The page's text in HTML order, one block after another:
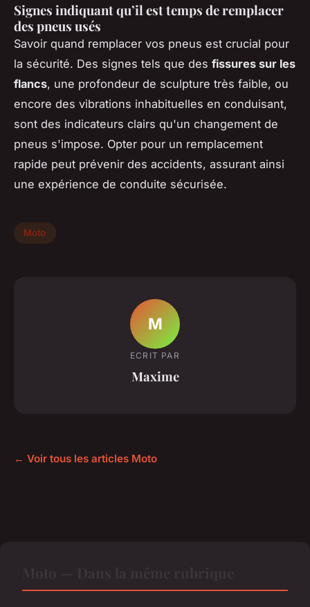
Signes indiquant qu’il est temps de remplacer
des pneus usés
Savoir quand remplacer vos pneus est crucial pour
la sécurité. Des signes tels que des fissures sur les
flancs, une profondeur de sculpture très faible, ou
encore des vibrations inhabituelles en conduisant,
sont des indicateurs clairs qu'un changement de
pneus s'impose. Opter pour un remplacement
rapide peut prévenir des accidents, assurant ainsi
une expérience de conduite sécurisée.
Moto
M
ECRIT PAR
Maxime
← Voir tous les articles Moto